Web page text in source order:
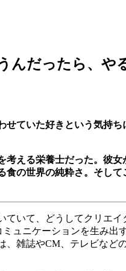
んだったら、や
ていた好きという気持
える栄養士だった。彼
の世界の純粋さ。そし
いて、どうしてクリエ
ュニケーションを生み
、雑誌やCM 、テレビなど